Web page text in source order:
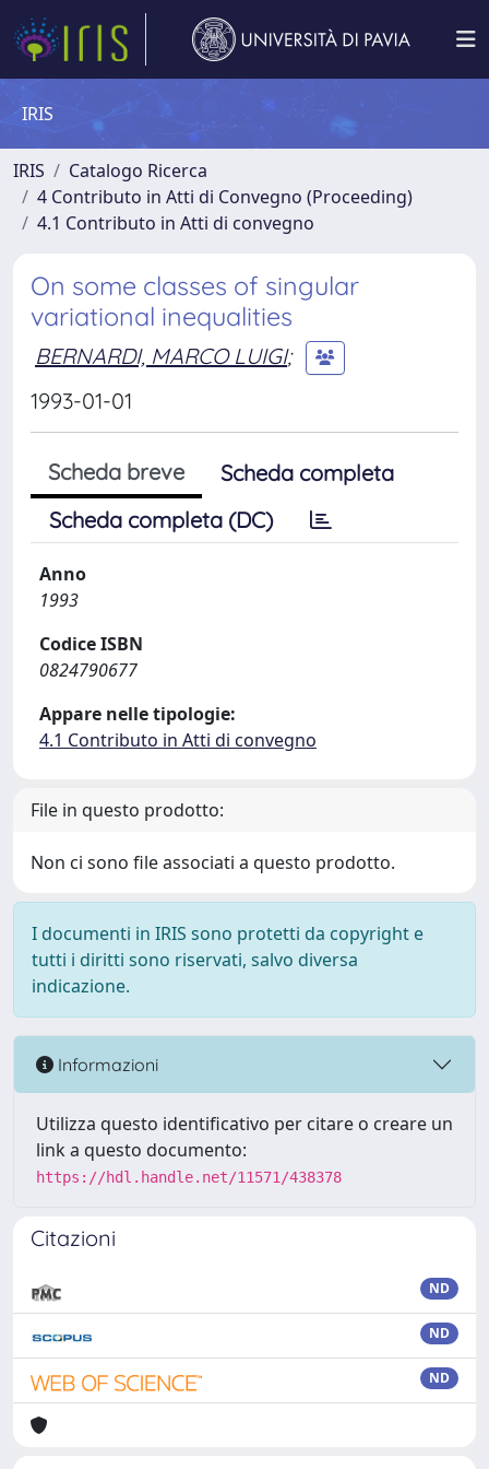
IRIS
IRIS
Catalogo Ricerca
4 Contributo in Atti di Convegno (Proceeding)
4.1 Contributo in Atti di convegno
On some classes of singular
variational inequalities
BERNARDI, MARCO LUIGI;
1993-01-01
Scheda breve
Scheda completa
Scheda completa (DC)
Anno
1993
Codice ISBN
0824790677
Appare nelle tipologie:
4.1 Contributo in Atti di convegno
File in questo prodotto:
Non ci sono file associati a questo prodotto.
I documenti in IRIS sono protetti da copyright e
tutti i diritti sono riservati, salvo diversa
indicazione.
Informazioni
Utilizza questo identificativo per citare o creare un
link a questo documento:
https://hdl.handle.net/11571/438378
Citazioni
ND
ND
ND